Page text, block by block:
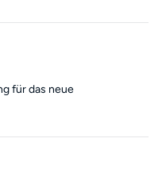
für das neue